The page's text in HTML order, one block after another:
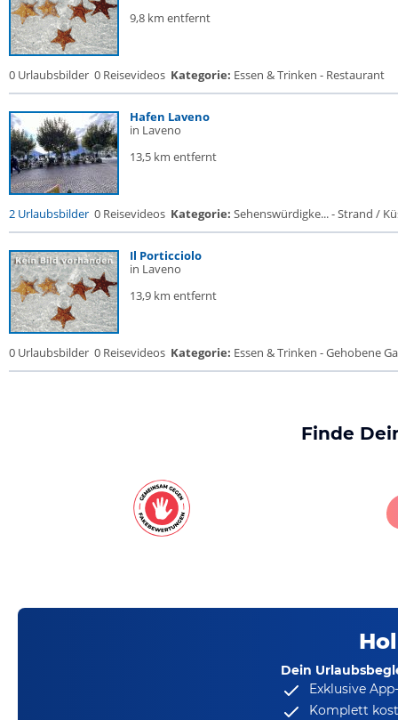
9,8 km entfernt
0 Urlaubsbilder 0 Reisevideos Kategorie: Essen & Trinken - Restaurant
Hafen Laveno
in Laveno
13,5 km entfernt
2 Urlaubsbilder 0 Reisevideos Kategorie: Sehenswürdigke... - Strand /
Il Porticciolo
in Laveno
13,9 km entfernt
0 Urlaubsbilder 0 Reisevideos Kategorie: Essen & Trinken - Gehobene
Finde
Dein
Exklusive
Komplett